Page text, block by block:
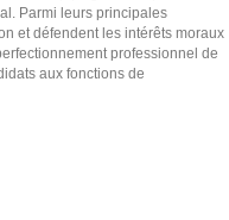
Parmi leurs principales
et défendent les intérêts moraux
professionnel de
aux fonctions de